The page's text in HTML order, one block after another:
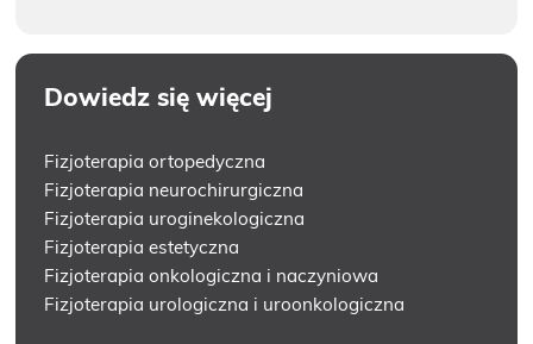
Dowiedz się więcej
Fizjoterapia ortopedyczna
Fizjoterapia neurochirurgiczna
Fizjoterapia uroginekologiczna
Fizjoterapia estetyczna
Fizjoterapia onkologiczna i naczyniowa
Fizjoterapia urologiczna i uroonkologiczna